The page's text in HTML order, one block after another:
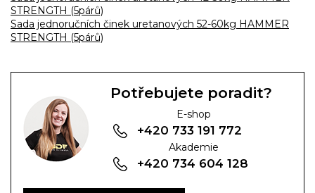
STRENGTH (5párů)
Sada jednoručních činek uretanových 52-60kg HAMMER
STRENGTH (5párů)
Potřebujete poradit?
E-shop
+420 733 191 772
Akademie
+420 734 604 128